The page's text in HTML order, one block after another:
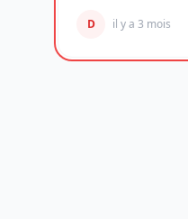
D il y a 3 mois